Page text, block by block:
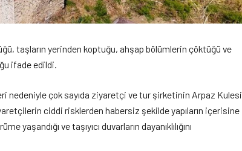
taşların yerinden koptuğu, ahşap bölümlerin çöktüğü ve
ifade edildi.
nedeniyle çok sayıda ziyaretçi ve tur şirketinin Arpaz Kulesi
ciddi risklerden habersiz şekilde yapıların içerisine
ve taşıyıcı duvarların dayanıklılığını